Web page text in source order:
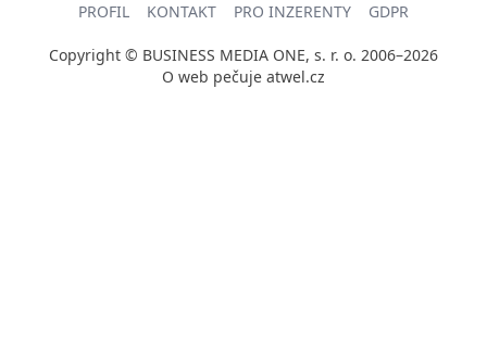
PROFIL KONTAKT PRO INZERENTY GDPR
Copyright © BUSINESS MEDIA ONE, s. r. o. 2006–2026